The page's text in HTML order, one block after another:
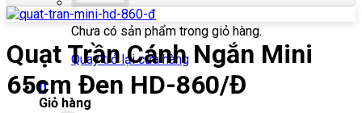
Chưa có sản phẩm trong giỏ hàng.
Quay trở lại cửa hàng
0
Giỏ hàng
Quạt Trần Cánh Ngắn Mini
65cm Đen HD-860/Đ